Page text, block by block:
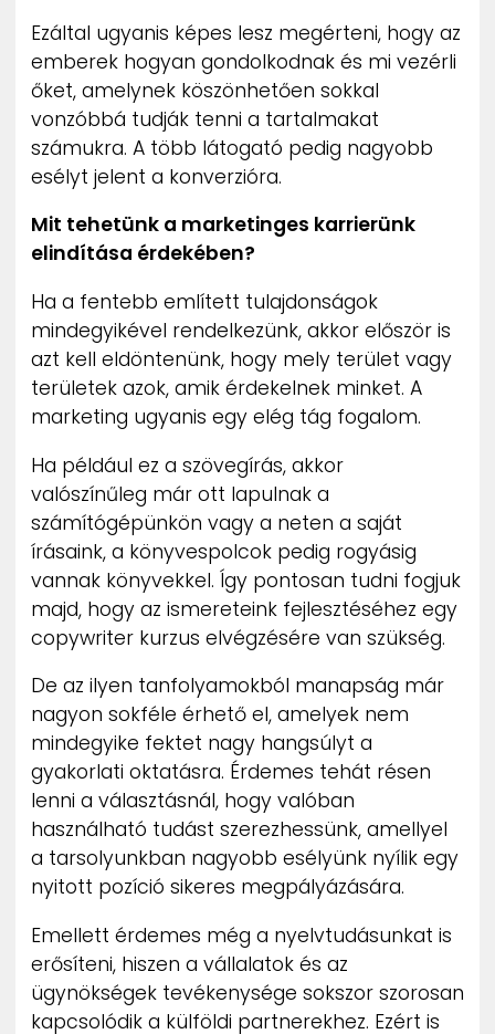
Ezáltal ugyanis képes lesz megérteni, hogy az
emberek hogyan gondolkodnak és mi vezérli
őket, amelynek köszönhetően sokkal
vonzóbbá tudják tenni a tartalmakat
számukra. A több látogató pedig nagyobb
esélyt jelent a konverzióra.
Mit tehetünk a marketinges karrierünk
elindítása érdekében?
Ha a fentebb említett tulajdonságok
mindegyikével rendelkezünk, akkor először is
azt kell eldöntenünk, hogy mely terület vagy
területek azok, amik érdekelnek minket. A
marketing ugyanis egy elég tág fogalom.
Ha például ez a szövegírás, akkor
valószínűleg már ott lapulnak a
számítógépünkön vagy a neten a saját
írásaink, a könyvespolcok pedig rogyásig
vannak könyvekkel. Így pontosan tudni fogjuk
majd, hogy az ismereteink fejlesztéséhez egy
copywriter kurzus elvégzésére van szükség.
De az ilyen tanfolyamokból manapság már
nagyon sokféle érhető el, amelyek nem
mindegyike fektet nagy hangsúlyt a
gyakorlati oktatásra. Érdemes tehát résen
lenni a választásnál, hogy valóban
használható tudást szerezhessünk, amellyel
a tarsolyunkban nagyobb esélyünk nyílik egy
nyitott pozíció sikeres megpályázására.
Emellett érdemes még a nyelvtudásunkat is
erősíteni, hiszen a vállalatok és az
ügynökségek tevékenysége sokszor szorosan
kapcsolódik a külföldi partnerekhez. Ezért is